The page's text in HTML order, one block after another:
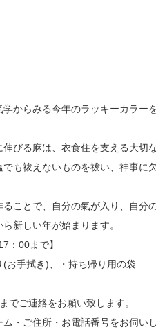
からみる今年のラッキーカラー
びる麻は、衣食住を支える大切
も祓えないものを祓い、神事に
ことで、自分の氣が入り、自分
新しい年が始まります。
：00まで】
お手拭き)、・持ち帰り用の袋
でご連絡をお願い致します。
・ご住所・お電話番号をお伺い